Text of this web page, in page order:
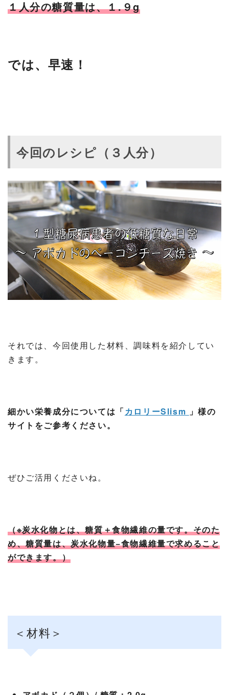
１人分の糖質量は、１.９g
では、早速！
今回のレシピ（３人分）
それでは、今回使用した材料、調味料を紹介してい
きます。
細かい栄養成分については「カロリーSlism 」様の
サイトをご参考ください。
ぜひご活用くださいね。
（※炭水化物とは、糖質＋食物繊維の量です。そのた
め、糖質量は、炭水化物量−食物繊維量で求めること
ができます。）
＜材料＞